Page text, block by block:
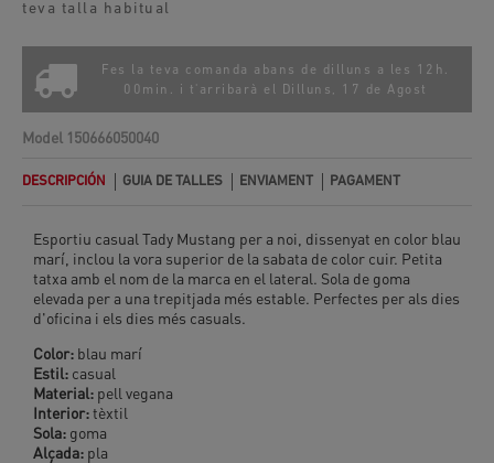
teva talla habitual
Fes la teva comanda abans de dilluns a les 12h.
00min. i t'arribarà el
Dilluns, 17 de Agost
Model 150666050040
DESCRIPCIÓN GUIA DE TALLES ENVIAMENT PAGAMENT
Esportiu casual Tady Mustang per a noi, dissenyat en color blau
marí, inclou la vora superior de la sabata de color cuir. Petita
tatxa amb el nom de la marca en el lateral. Sola de goma
elevada per a una trepitjada més estable. Perfectes per als dies
d'oficina i els dies més casuals.
Color: blau marí
Estil: casual
Material: pell vegana
Interior:tèxtil
Sola: goma
Alçada: pla